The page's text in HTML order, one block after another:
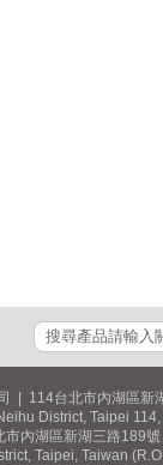
| 114台北市內湖區新
District, Taipei
內湖區新湖三路189
Taipei, Taiwan